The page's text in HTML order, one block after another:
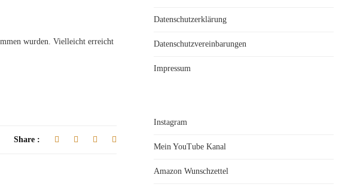
wurden. Vielleicht erreicht
Share :
Datenschutzerklärung
Datenschutzvereinbarungen
Impressum
Instagram
Mein YouTube Kanal
Amazon Wunschzettel